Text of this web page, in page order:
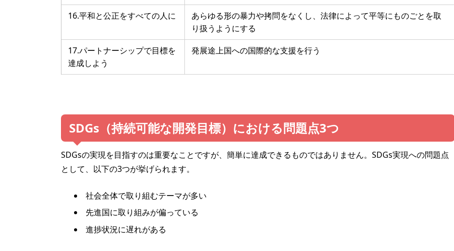
16.平和と公正をすべての人に
あらゆる形の暴力や拷問をなくし、法律によって平等にものごとを取
り扱うようにする
17.パートナーシップで目標を
達成しよう
発展途上国への国際的な支援を行う
SDGs（持続可能な開発目標）における問題点3つ
SDGsの実現を目指すのは重要なことですが、簡単に達成できるものではありません。SDGs実現への問題点
として、以下の3つが挙げられます。
社会全体で取り組むテーマが多い
先進国に取り組みが偏っている
進捗状況に遅れがある